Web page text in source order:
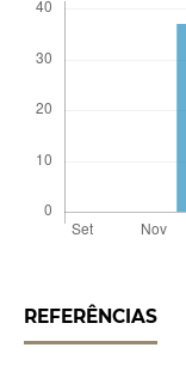
REFERÊNCIAS